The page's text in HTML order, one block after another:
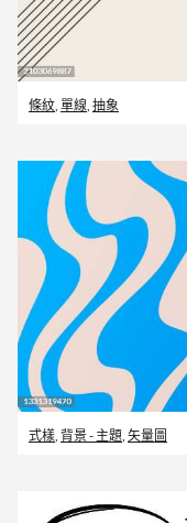
條紋, 單線, 抽象
式樣, 背景 - 主題, 矢量圖